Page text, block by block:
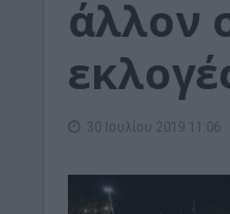
άλλον
30 Ιουλίου 2019 11:06